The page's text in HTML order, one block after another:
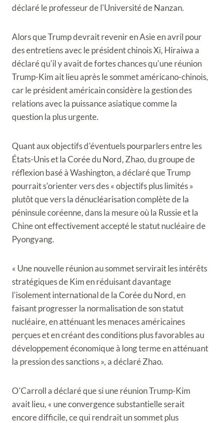
déclaré le professeur de l'Université de Nanzan.
Alors que Trump devrait revenir en Asie en avril pour
des entretiens avec le président chinois Xi, Hiraiwa a
déclaré qu'il y avait de fortes chances qu'une réunion
Trump-Kim ait lieu après le sommet américano-chinois,
car le président américain considère la gestion des
relations avec la puissance asiatique comme la
question la plus urgente.
Quant aux objectifs d'éventuels pourparlers entre les
États-Unis et la Corée du Nord, Zhao, du groupe de
réflexion basé à Washington, a déclaré que Trump
pourrait s'orienter vers des « objectifs plus limités »
plutôt que vers la dénucléarisation complète de la
péninsule coréenne, dans la mesure où la Russie et la
Chine ont effectivement accepté le statut nucléaire de
Pyongyang.
« Une nouvelle réunion au sommet servirait les intérêts
stratégiques de Kim en réduisant davantage
l'isolement international de la Corée du Nord, en
faisant progresser la normalisation de son statut
nucléaire, en atténuant les menaces américaines
perçues et en créant des conditions plus favorables au
développement économique à long terme en atténuant
la pression des sanctions », a déclaré Zhao.
O'Carroll a déclaré que si une réunion Trump-Kim
avait lieu, « une convergence substantielle serait
encore difficile, ce qui rendrait un sommet plus